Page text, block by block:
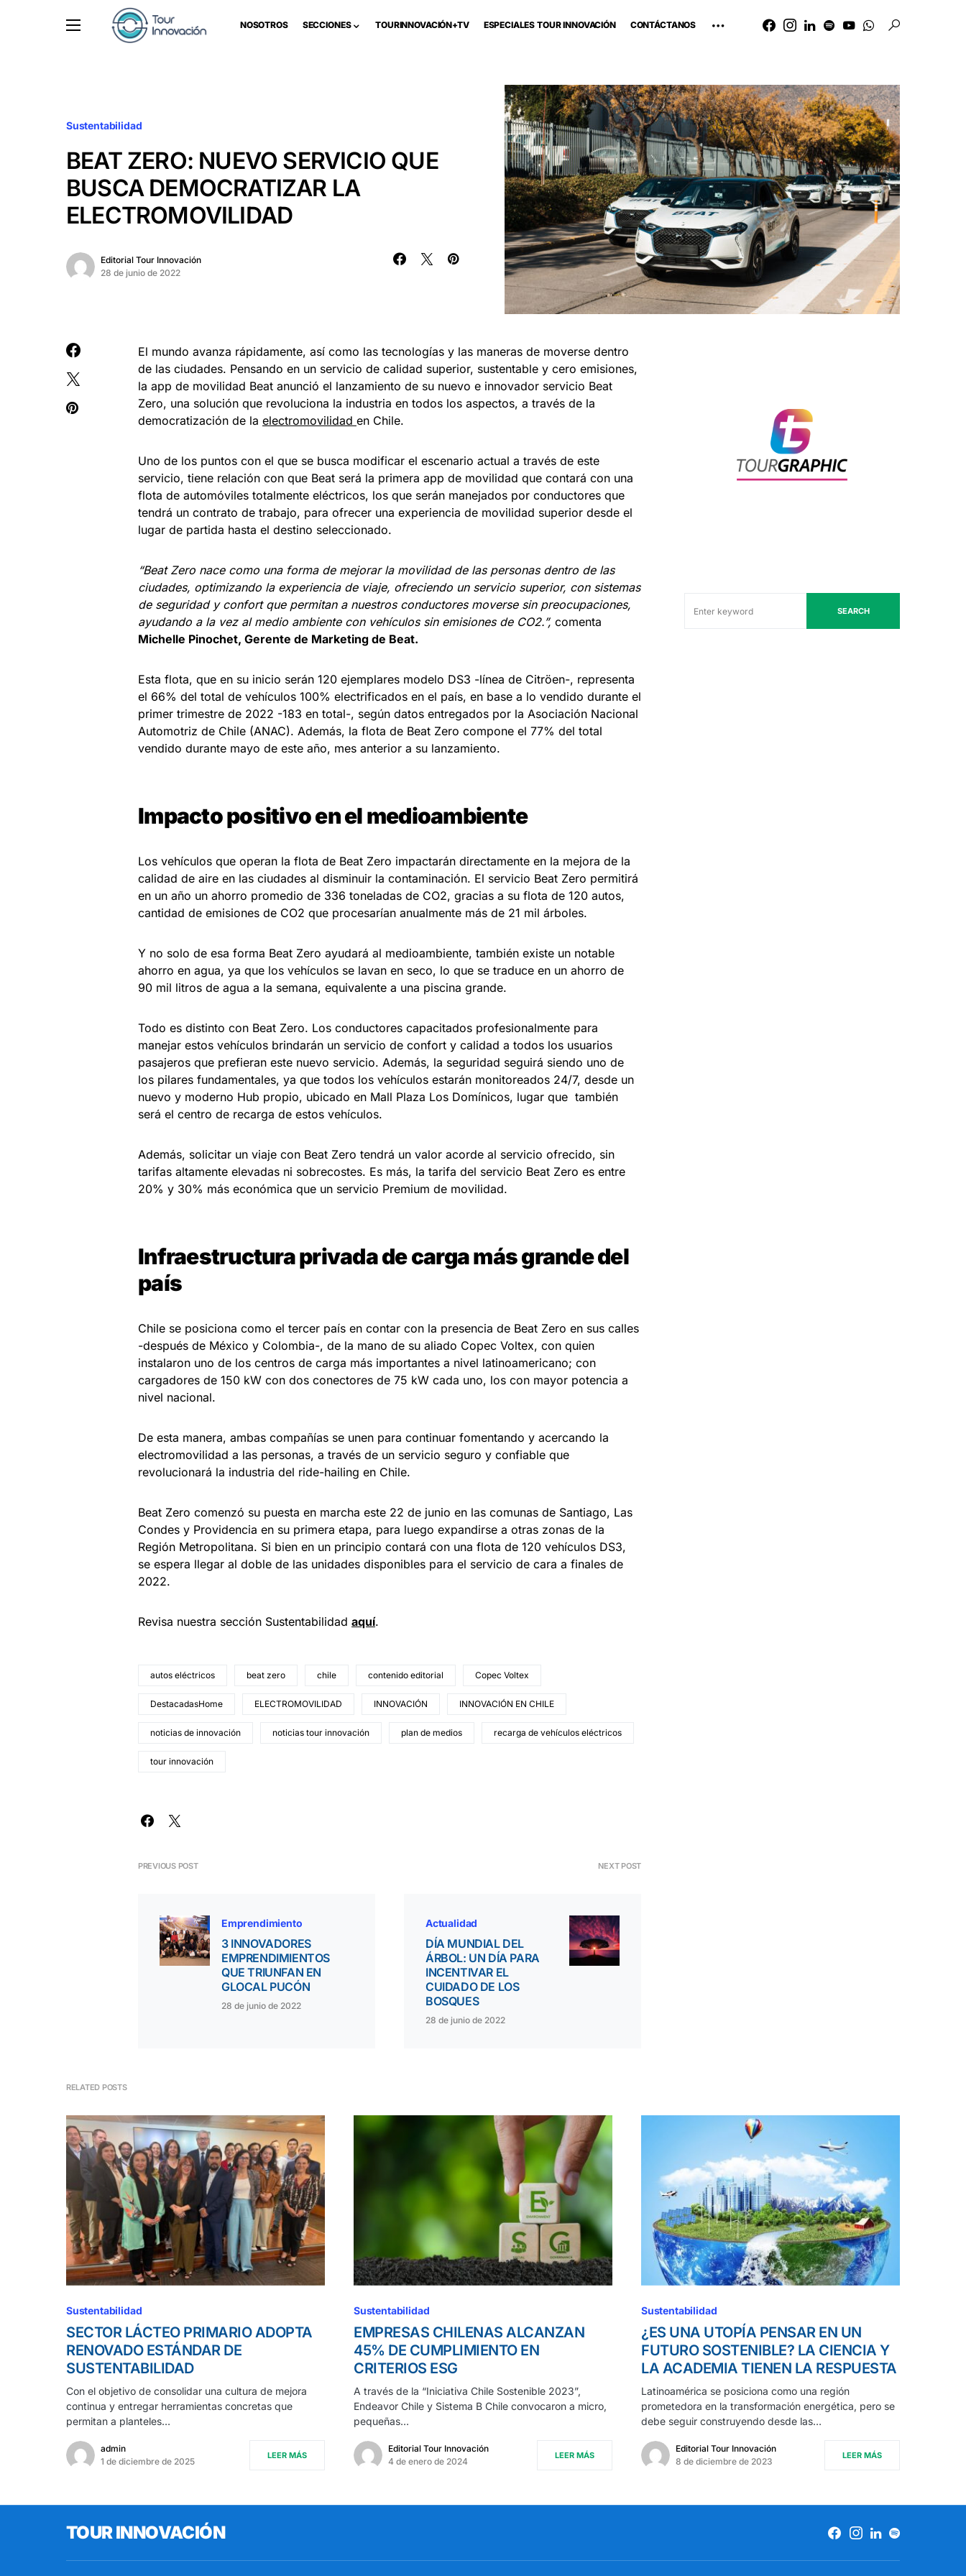
NOSOTROS SECCIONES TOURINNOVACIÓN+TV ESPECIALES TOUR INNOVACIÓN CONTÁCTANOS
Sustentabilidad
BEAT ZERO: NUEVO SERVICIO QUE
BUSCA DEMOCRATIZAR LA
ELECTROMOVILIDAD
Editorial Tour Innovación
28 de junio de 2022
El mundo avanza rápidamente, así como las tecnologías y las maneras de moverse dentro
de las ciudades. Pensando en un servicio de calidad superior, sustentable y cero emisiones,
la app de movilidad Beat anunció el lanzamiento de su nuevo e innovador servicio Beat
Zero, una solución que revoluciona la industria en todos los aspectos, a través de la
democratización de la electromovilidad en Chile.
Uno de los puntos con el que se busca modificar el escenario actual a través de este
servicio, tiene relación con que Beat será la primera app de movilidad que contará con una
flota de automóviles totalmente eléctricos, los que serán manejados por conductores que
tendrá un contrato de trabajo, para ofrecer una experiencia de movilidad superior desde el
lugar de partida hasta el destino seleccionado.
“Beat Zero nace como una forma de mejorar la movilidad de las personas dentro de las
ciudades, optimizando la experiencia de viaje, ofreciendo un servicio superior, con sistemas
de seguridad y confort que permitan a nuestros conductores moverse sin preocupaciones,
ayudando a la vez al medio ambiente con vehículos sin emisiones de CO2.”, comenta
Michelle Pinochet, Gerente de Marketing de Beat.
Esta flota, que en su inicio serán 120 ejemplares modelo DS3 -línea de Citröen-, representa
el 66% del total de vehículos 100% electrificados en el país, en base a lo vendido durante el
primer trimestre de 2022 -183 en total-, según datos entregados por la Asociación Nacional
Automotriz de Chile (ANAC). Además, la flota de Beat Zero compone el 77% del total
vendido durante mayo de este año, mes anterior a su lanzamiento.
Impacto positivo en el medioambiente
Los vehículos que operan la flota de Beat Zero impactarán directamente en la mejora de la
calidad de aire en las ciudades al disminuir la contaminación. El servicio Beat Zero permitirá
en un año un ahorro promedio de 336 toneladas de CO2, gracias a su flota de 120 autos,
cantidad de emisiones de CO2 que procesarían anualmente más de 21 mil árboles.
Y no solo de esa forma Beat Zero ayudará al medioambiente, también existe un notable
ahorro en agua, ya que los vehículos se lavan en seco, lo que se traduce en un ahorro de
90 mil litros de agua a la semana, equivalente a una piscina grande.
Todo es distinto con Beat Zero. Los conductores capacitados profesionalmente para
manejar estos vehículos brindarán un servicio de confort y calidad a todos los usuarios
pasajeros que prefieran este nuevo servicio. Además, la seguridad seguirá siendo uno de
los pilares fundamentales, ya que todos los vehículos estarán monitoreados 24/7, desde un
nuevo y moderno Hub propio, ubicado en Mall Plaza Los Domínicos, lugar que también
será el centro de recarga de estos vehículos.
Además, solicitar un viaje con Beat Zero tendrá un valor acorde al servicio ofrecido, sin
tarifas altamente elevadas ni sobrecostes. Es más, la tarifa del servicio Beat Zero es entre
20% y 30% más económica que un servicio Premium de movilidad.
Infraestructura privada de carga más grande del
país
Chile se posiciona como el tercer país en contar con la presencia de Beat Zero en sus calles
-después de México y Colombia-, de la mano de su aliado Copec Voltex, con quien
instalaron uno de los centros de carga más importantes a nivel latinoamericano; con
cargadores de 150 kW con dos conectores de 75 kW cada uno, los con mayor potencia a
nivel nacional.
De esta manera, ambas compañías se unen para continuar fomentando y acercando la
electromovilidad a las personas, a través de un servicio seguro y confiable que
revolucionará la industria del ride-hailing en Chile.
Beat Zero comenzó su puesta en marcha este 22 de junio en las comunas de Santiago, Las
Condes y Providencia en su primera etapa, para luego expandirse a otras zonas de la
Región Metropolitana. Si bien en un principio contará con una flota de 120 vehículos DS3,
se espera llegar al doble de las unidades disponibles para el servicio de cara a finales de
2022.
Revisa nuestra sección Sustentabilidad aquí.
autos eléctricos beat zero chile contenido editorial Copec Voltex
DestacadasHome ELECTROMOVILIDAD INNOVACIÓN INNOVACIÓN EN CHILE
noticias de innovación noticias tour innovación plan de medios recarga de vehículos eléctricos
tour innovación
PREVIOUS POST
Emprendimiento
3 INNOVADORES
EMPRENDIMIENTOS
QUE TRIUNFAN EN
GLOCAL PUCÓN
28 de junio de 2022
NEXT POST
Actualidad
DÍA MUNDIAL DEL
ÁRBOL: UN DÍA PARA
INCENTIVAR EL
CUIDADO DE LOS
BOSQUES
28 de junio de 2022
SEARCH
RELATED POSTS
Sustentabilidad
SECTOR LÁCTEO PRIMARIO ADOPTA
RENOVADO ESTÁNDAR DE
SUSTENTABILIDAD
Con el objetivo de consolidar una cultura de mejora
continua y entregar herramientas concretas que
permitan a planteles…
admin
1 de diciembre de 2025
LEER MÁS
Sustentabilidad
EMPRESAS CHILENAS ALCANZAN
45% DE CUMPLIMIENTO EN
CRITERIOS ESG
A través de la “Iniciativa Chile Sostenible 2023”,
Endeavor Chile y Sistema B Chile convocaron a micro,
pequeñas…
Editorial Tour Innovación
4 de enero de 2024
LEER MÁS
Sustentabilidad
¿ES UNA UTOPÍA PENSAR EN UN
FUTURO SOSTENIBLE? LA CIENCIA Y
LA ACADEMIA TIENEN LA RESPUESTA
Latinoamérica se posiciona como una región
prometedora en la transformación energética, pero se
debe seguir construyendo desde las…
Editorial Tour Innovación
8 de diciembre de 2023
LEER MÁS
TOUR INNOVACIÓN